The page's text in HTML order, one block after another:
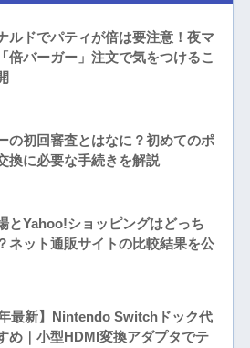
ルドでパティが倍は要注意！夜マ
倍バーガー」注文で気をつけるこ
の初回審査とはなに？初めてのポ
換に必要な手続きを解説
とYahoo!ショッピングはどっち
ネット通販サイトの比較結果を公
年最新】Nintendo Switchドック代
め｜小型HDMI変換アダプタでテ